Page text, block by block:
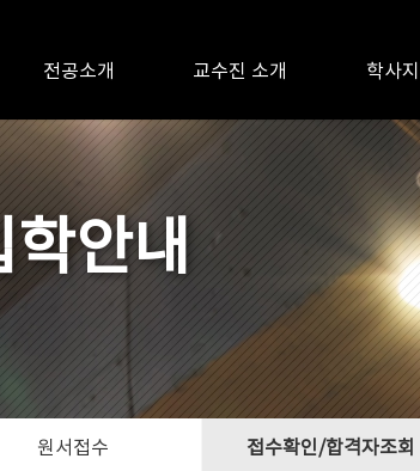
전공소개 교수진 소개 학사
학안내
원서접수 접수확인/합격자조회